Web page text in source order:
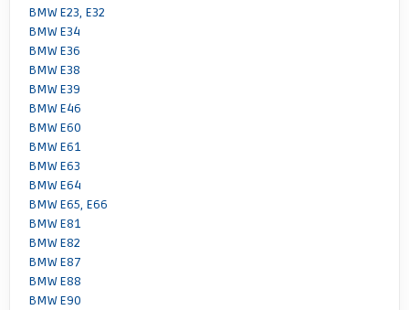
BMW E23, E32
BMW E34
BMW E36
BMW E38
BMW E39
BMW E46
BMW E60
BMW E61
BMW E63
BMW E64
BMW E65, E66
BMW E81
BMW E82
BMW E87
BMW E88
BMW E90